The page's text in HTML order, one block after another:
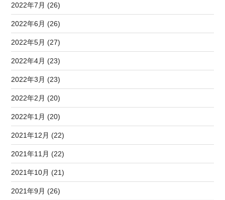
2022年7月 (26)
2022年6月 (26)
2022年5月 (27)
2022年4月 (23)
2022年3月 (23)
2022年2月 (20)
2022年1月 (20)
2021年12月 (22)
2021年11月 (22)
2021年10月 (21)
2021年9月 (26)